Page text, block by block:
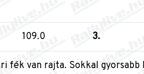
109.0 3.
fék van rajta. Sokkal